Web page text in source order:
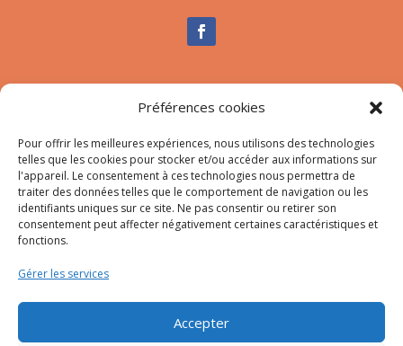
Préférences cookies
Pour offrir les meilleures expériences, nous utilisons des technologies
telles que les cookies pour stocker et/ou accéder aux informations sur
l'appareil. Le consentement à ces technologies nous permettra de
traiter des données telles que le comportement de navigation ou les
identifiants uniques sur ce site. Ne pas consentir ou retirer son
consentement peut affecter négativement certaines caractéristiques et
fonctions.
Gérer les services
Accepter
Nous contacter
Mail:secretariat-mairie@afa.corsica
Adresse :785 Strada d’Afà – Merria 20167 Afa
© 2023 Mairie d’Afa – Réalisation